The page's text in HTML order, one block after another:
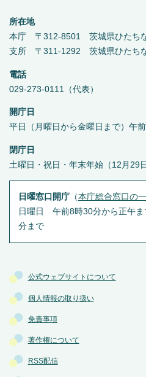
公式ウェブサイトについて
個人情報の取り扱い
免責事項
著作権について
RSS配信
所在地
本庁 〒312-8501 茨城県ひたち
支所 〒311-1292 茨城県ひたち
電話
029-273-0111（代表）
開庁日
平日（月曜日から金曜日まで）午
閉庁日
土曜日・祝日・年末年始（12月29
日曜窓口開庁（本庁総合窓口の
日曜日 午前8時30分から正午ま
分まで